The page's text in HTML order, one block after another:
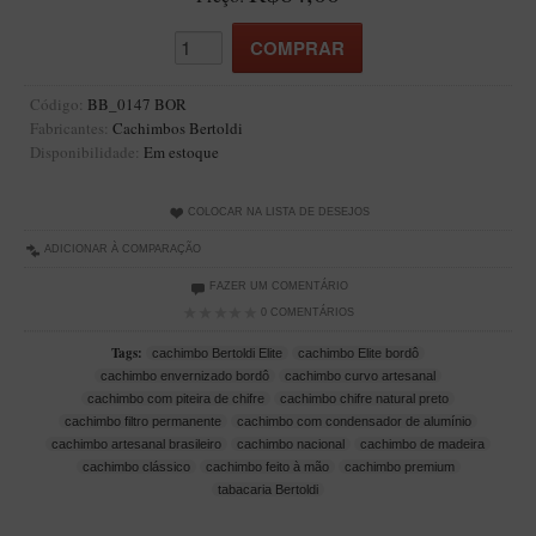
Suporte Botinha para 1 cachimbo
Suporte Churchwarden
Suporte Retangular
CACHIMBOS ARTESANAIS BRASILEIROS
Cachimbos Mini
Elite Nº 2
Código: BB_0147 BOR
Fabricantes: Cachimbos Bertoldi
Disponibilidade: Em estoque
COLOCAR NA LISTA DE DESEJOS
ADICIONAR À COMPARAÇÃO
FAZER UM COMENTÁRIO
0 COMENTÁRIOS
Tags: cachimbo Bertoldi Elite
cachimbo Elite bordô
cachimbo envernizado bordô
cachimbo curvo artesanal
cachimbo com piteira de chifre
cachimbo chifre natural preto
cachimbo filtro permanente
cachimbo com condensador de alumínio
cachimbo artesanal brasileiro
cachimbo nacional
cachimbo de madeira
cachimbo clássico
cachimbo feito à mão
cachimbo premium
tabacaria Bertoldi